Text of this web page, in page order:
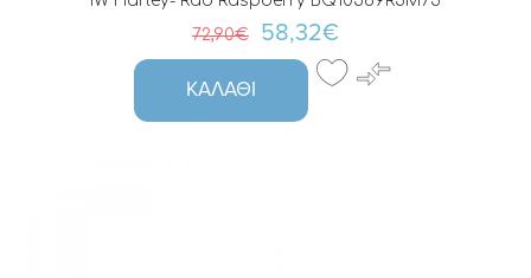
72,90€
58,32€
ΚΑΛΆΘΙ